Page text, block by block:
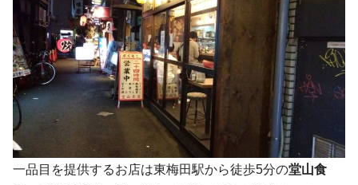
一品目を提供するお店は東梅田駅から徒歩5分の堂山食